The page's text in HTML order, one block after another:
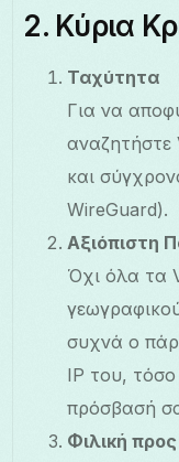
2. Κύρια
Ταχύτητα
Για να
αναζητήστε
και
WireGuard).
Αξιόπιστη
Όχι όλα τα
συχνά ο
IP του, τόσο
πρόσβασή
Φιλική